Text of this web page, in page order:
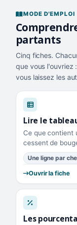
MODE D'EMPLOI
partants
Cinq fiches.
que vous l'ouvriez
vous laissez les
Lire le
Ce que contient
cessent de
Une ligne par
Ouvrir la fiche
Les